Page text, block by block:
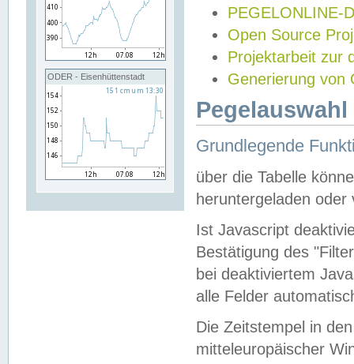
ODER - Eisenhüttenstadt
PEGELONLINE-
Open Source
Projektarbeit zur
Generierung von
Grundlegende
über die Tabelle
heruntergeladen oder
Ist Javascript
Bestätigung des
bei deaktiviertem
alle Felder
Die Zeitstempel in
mitteleuropäischer